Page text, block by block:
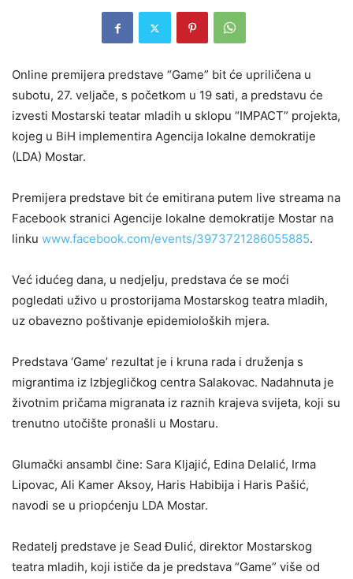
Online premijera predstave “Game” bit će upriličena u
subotu, 27. veljače, s početkom u 19 sati, a predstavu će
izvesti Mostarski teatar mladih u sklopu “IMPACT” projekta,
kojeg u BiH implementira Agencija lokalne demokratije
(LDA) Mostar.
Premijera predstave bit će emitirana putem live streama na
Facebook stranici Agencije lokalne demokratije Mostar na
linku www.facebook.com/events/3973721286055885.
Već idućeg dana, u nedjelju, predstava će se moći
pogledati uživo u prostorijama Mostarskog teatra mladih,
uz obavezno poštivanje epidemioloških mjera.
Predstava ‘Game’ rezultat je i kruna rada i druženja s
migrantima iz Izbjegličkog centra Salakovac. Nadahnuta je
životnim pričama migranata iz raznih krajeva svijeta, koji su
trenutno utočište pronašli u Mostaru.
Glumački ansambl čine: Sara Kljajić, Edina Delalić, Irma
Lipovac, Ali Kamer Aksoy, Haris Habibija i Haris Pašić,
navodi se u priopćenju LDA Mostar.
Redatelj predstave je Sead Đulić, direktor Mostarskog
teatra mladih, koji ističe da je predstava “Game” više od